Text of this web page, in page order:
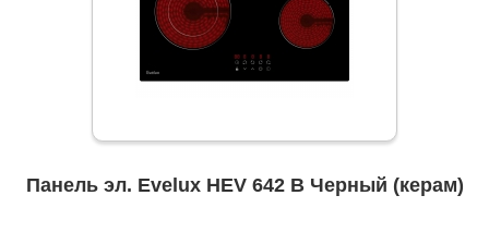
Панель эл. Evelux HEV 642 B Черный (керам)